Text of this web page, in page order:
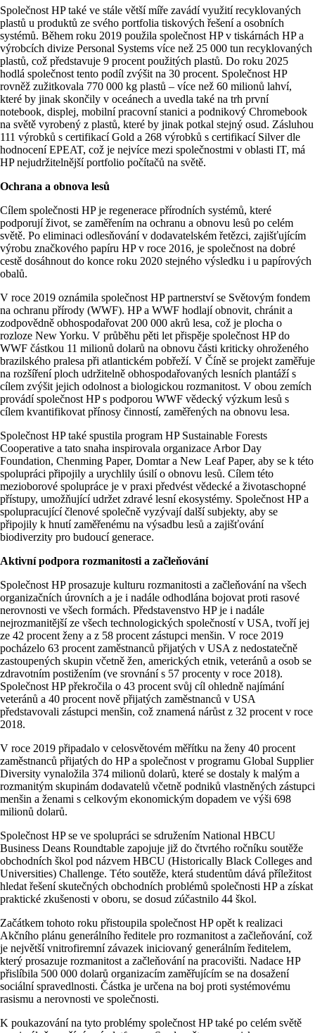
Společnost HP také ve stále větší míře zavádí využití recyklovaných
plastů u produktů ze svého portfolia tiskových řešení a osobních
systémů. Během roku 2019 použila společnost HP v tiskárnách HP a
výrobcích divize Personal Systems více než 25 000 tun recyklovaných
plastů, což představuje 9 procent použitých plastů. Do roku 2025
hodlá společnost tento podíl zvýšit na 30 procent. Společnost HP
rovněž zužitkovala 770 000 kg plastů – více než 60 milionů lahví,
které by jinak skončily v oceánech a uvedla také na trh první
notebook, displej, mobilní pracovní stanici a podnikový Chromebook
na světě vyrobený z plastů, které by jinak potkal stejný osud. Zásluhou
111 výrobků s certifikací Gold a 268 výrobků s certifikací Silver dle
hodnocení EPEAT, což je nejvíce mezi společnostmi v oblasti IT, má
HP nejudržitelnější portfolio počítačů na světě.
Ochrana a obnova lesů
Cílem společnosti HP je regenerace přírodních systémů, které
podporují život, se zaměřením na ochranu a obnovu lesů po celém
světě. Po eliminaci odlesňování v dodavatelském řetězci, zajišťujícím
výrobu značkového papíru HP v roce 2016, je společnost na dobré
cestě dosáhnout do konce roku 2020 stejného výsledku i u papírových
obalů.
V roce 2019 oznámila společnost HP partnerství se Světovým fondem
na ochranu přírody (WWF). HP a WWF hodlají obnovit, chránit a
zodpovědně obhospodařovat 200 000 akrů lesa, což je plocha o
rozloze New Yorku. V průběhu pěti let přispěje společnost HP do
WWF částkou 11 milionů dolarů na obnovu části kriticky ohroženého
brazilského pralesa při atlantickém pobřeží. V Číně se projekt zaměřuje
na rozšíření ploch udržitelně obhospodařovaných lesních plantáží s
cílem zvýšit jejich odolnost a biologickou rozmanitost. V obou zemích
provádí společnost HP s podporou WWF vědecký výzkum lesů s
cílem kvantifikovat přínosy činností, zaměřených na obnovu lesa.
Společnost HP také spustila program HP Sustainable Forests
Cooperative a tato snaha inspirovala organizace Arbor Day
Foundation, Chenming Paper, Domtar a New Leaf Paper, aby se k této
spolupráci připojily a urychlily úsilí o obnovu lesů. Cílem této
mezioborové spolupráce je v praxi předvést vědecké a životaschopné
přístupy, umožňující udržet zdravé lesní ekosystémy. Společnost HP a
spolupracující členové společně vyzývají další subjekty, aby se
připojily k hnutí zaměřenému na výsadbu lesů a zajišťování
biodiverzity pro budoucí generace.
Aktivní podpora rozmanitosti a začleňování
Společnost HP prosazuje kulturu rozmanitosti a začleňování na všech
organizačních úrovních a je i nadále odhodlána bojovat proti rasové
nerovnosti ve všech formách. Představenstvo HP je i nadále
nejrozmanitější ze všech technologických společností v USA, tvoří jej
ze 42 procent ženy a z 58 procent zástupci menšin. V roce 2019
pocházelo 63 procent zaměstnanců přijatých v USA z nedostatečně
zastoupených skupin včetně žen, amerických etnik, veteránů a osob se
zdravotním postižením (ve srovnání s 57 procenty v roce 2018).
Společnost HP překročila o 43 procent svůj cíl ohledně najímání
veteránů a 40 procent nově přijatých zaměstnanců v USA
představovali zástupci menšin, což znamená nárůst z 32 procent v roce
2018.
V roce 2019 připadalo v celosvětovém měřítku na ženy 40 procent
zaměstnanců přijatých do HP a společnost v programu Global Supplier
Diversity vynaložila 374 milionů dolarů, které se dostaly k malým a
rozmanitým skupinám dodavatelů včetně podniků vlastněných zástupci
menšin a ženami s celkovým ekonomickým dopadem ve výši 698
milionů dolarů.
Společnost HP se ve spolupráci se sdružením National HBCU
Business Deans Roundtable zapojuje již do čtvrtého ročníku soutěže
obchodních škol pod názvem HBCU (Historically Black Colleges and
Universities) Challenge. Této soutěže, která studentům dává příležitost
hledat řešení skutečných obchodních problémů společnosti HP a získat
praktické zkušenosti v oboru, se dosud zúčastnilo 44 škol.
Začátkem tohoto roku přistoupila společnost HP opět k realizaci
Akčního plánu generálního ředitele pro rozmanitost a začleňování, což
je největší vnitrofiremní závazek iniciovaný generálním ředitelem,
který prosazuje rozmanitost a začleňování na pracovišti. Nadace HP
přislíbila 500 000 dolarů organizacím zaměřujícím se na dosažení
sociální spravedlnosti. Částka je určena na boj proti systémovému
rasismu a nerovnosti ve společnosti.
K poukazování na tyto problémy společnost HP také po celém světě